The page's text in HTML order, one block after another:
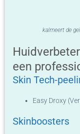
kalmeert de
een
Skin Tech-
Easy Droxy
Skinboosters